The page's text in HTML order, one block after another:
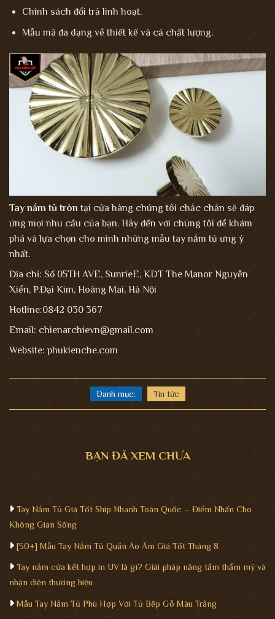
Chính sách đổi trả linh hoạt.
Mẫu mã đa dạng về thiết kế và cả chất lượng.
Tay nắm tủ tròn tại cửa hàng chúng tôi chắc chắn sẽ đáp
ứng mọi nhu cầu của bạn. Hãy đến với chúng tôi để khám
phá và lựa chọn cho mình những mẫu tay nắm tủ ưng ý
nhất.
Địa chỉ: Số 05TH AVE, SunrieE, KDT The Manor Nguyễn
Xiển, P.Đại Kim, Hoàng Mai, Hà Nội
Hotline:0842 030 367
Email: chienarchievn@gmail.com
Website: phukienche.com
Danh mục: Tin tức
BẠN ĐÃ XEM CHƯA
Tay Nắm Tủ Giá Tốt Ship Nhanh Toàn Quốc – Điểm Nhấn Cho
Không Gian Sống
[50+] Mẫu Tay Nắm Tủ Quần Áo Âm Giá Tốt Tháng 8
Tay nắm cửa kết hợp in UV là gì? Giải pháp nâng tầm thẩm mỹ và
nhận diện thương hiệu
Mẫu Tay Nắm Tủ Phù Hợp Với Tủ Bếp Gỗ Màu Trắng